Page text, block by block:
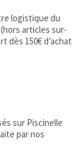
logistique du
articles sur-
dès 150€ d’achat
sur Piscinelle
par nos